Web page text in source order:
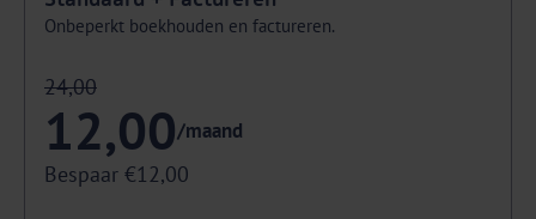
Onbeperkt boekhouden en factureren.
24,00
12,00/maand
Bespaar €12,00